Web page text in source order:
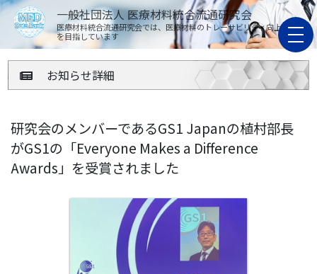
一般社団法人 医療材料統合流通研究会
医療材料統合流通研究会では、医療材料のトレーサビリティ向上
を目指しています
お知らせ詳細
研究会のメンバーであるGS1 Japanの植村部長
がGS1の「Everyone Makes a Difference
Awards」を受賞されました